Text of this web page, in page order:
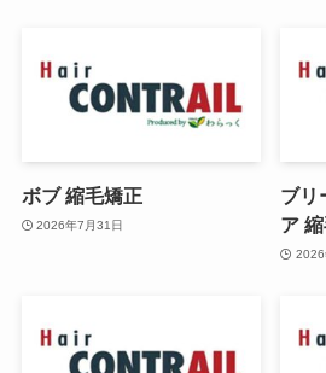
ボブ 縮毛矯正
2026年7月31日
ブリ
ア
2026